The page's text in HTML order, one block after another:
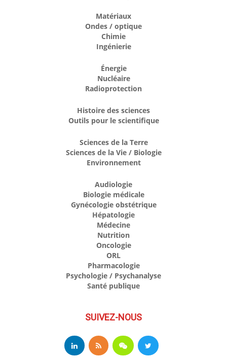
Matériaux
Ondes / optique
Chimie
Ingénierie
Énergie
Nucléaire
Radioprotection
Histoire des sciences
Outils pour le scientifique
Sciences de la Terre
Sciences de la Vie / Biologie
Environnement
Audiologie
Biologie médicale
Gynécologie obstétrique
Hépatologie
Médecine
Nutrition
Oncologie
ORL
Pharmacologie
Psychologie / Psychanalyse
Santé publique
SUIVEZ-NOUS